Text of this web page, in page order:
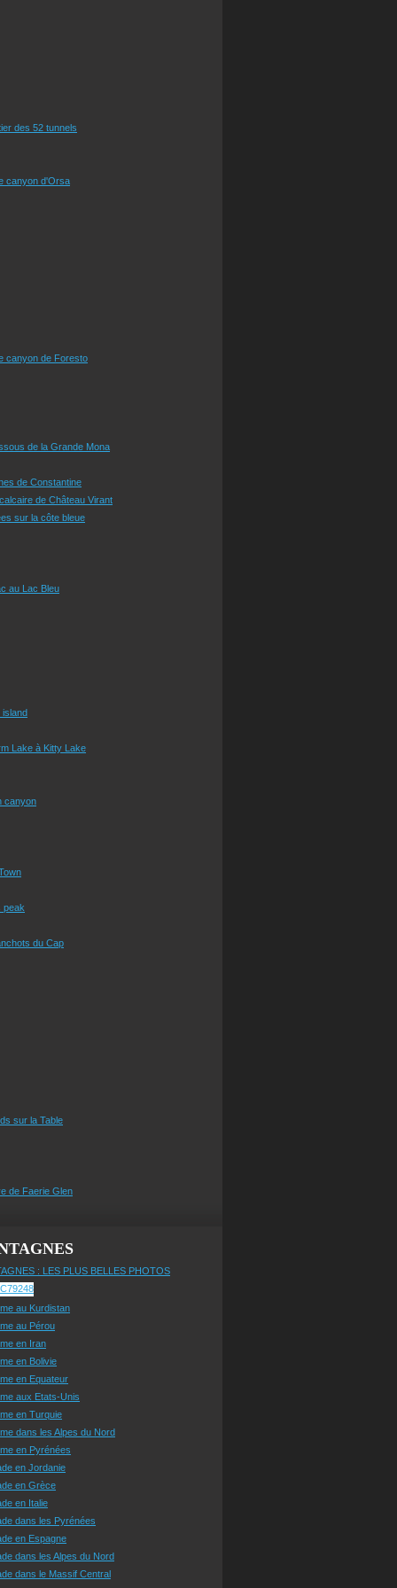
des 52 tunnels
canyon d'Orsa
canyon de Foresto
de la Grande Mona
de Constantine
de Château Virant
sur la côte bleue
au Lac Bleu
island
Lake à Kitty Lake
canyon
peak
du Cap
sur la Table
de Faerie Glen
: LES PLUS BELLES PHOTOS
au Kurdistan
au Pérou
en Iran
en Bolivie
en Equateur
aux Etats-Unis
en Turquie
dans les Alpes du Nord
en Pyrénées
en Jordanie
en Grèce
en Italie
dans les Pyrénées
en Espagne
dans les Alpes du Nord
dans le Massif Central